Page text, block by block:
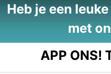
Heb je een
met
APP ONS!